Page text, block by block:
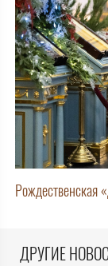
Рождественская
ДРУГИЕ